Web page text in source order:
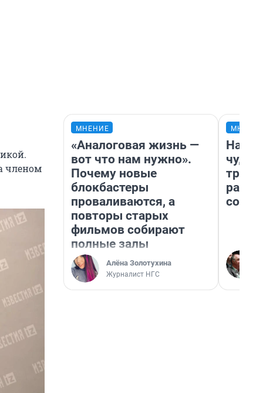
членом
МНЕНИЕ
«Аналоговая жизнь —
вот что нам нужно».
Почему новые
блокбастеры
проваливаются, а
повторы старых
фильмов собирают
полные залы
Алёна Золотухина
Журналист НГС